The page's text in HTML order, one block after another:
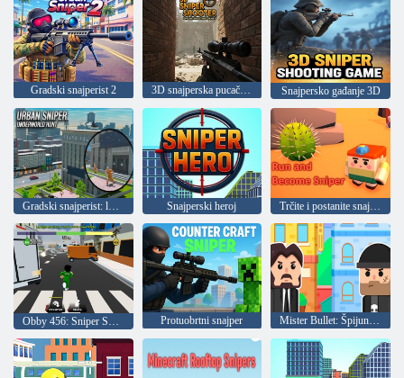
Gradski snajperist 2 3D snajperska pucačina, offline pucačine Snajpersko gađanje 3D
Snajperski heroj
Obby 456: Sniper Survival in the Squid Game Protuobrtni snajper Mister Bullet: Špijunska zagonetka